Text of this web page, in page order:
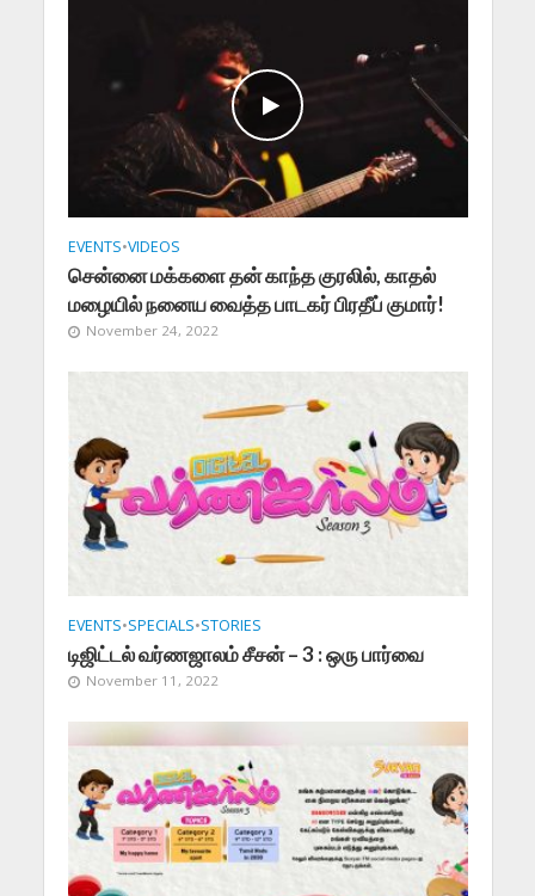
EVENTS•VIDEOS
சென்னை மக்களை தன் காந்த குரலில், காதல்
மழையில் நனைய வைத்த பாடகர் பிரதீப் குமார்!
November 24, 2022
EVENTS•SPECIALS•STORIES
டிஜிட்டல் வர்ணஜாலம் சீசன் – 3 : ஒரு பார்வை
November 11, 2022